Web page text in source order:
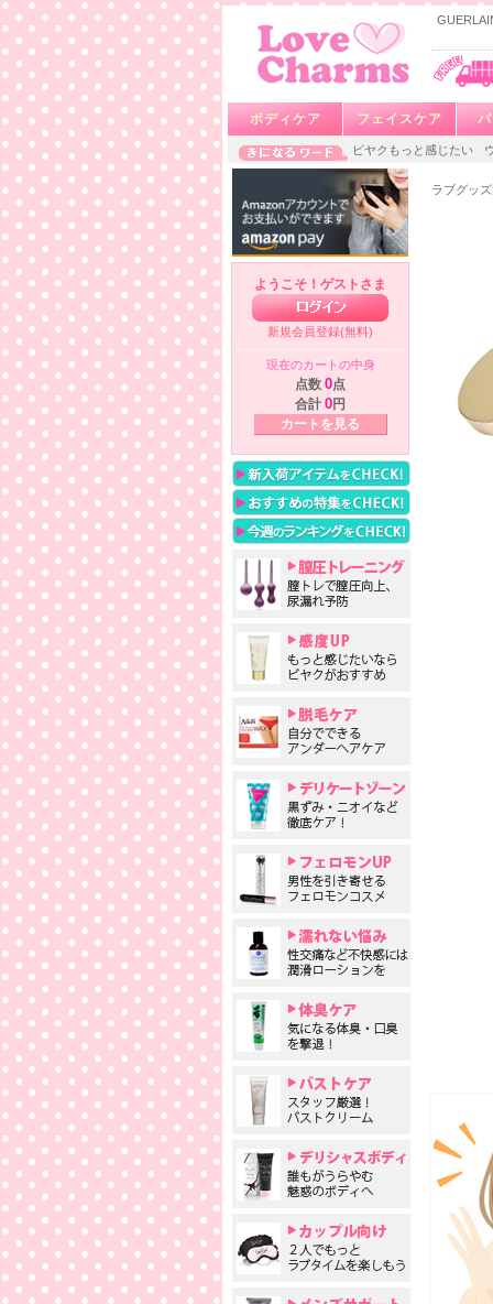
ボディケア フェイスケア
ビヤクもっと感じたい
ようこそ！ゲストさま
新規会員登録(無料)
現在のカートの中身
点数 0点
合計 0円
カートを見る
ラブグッ